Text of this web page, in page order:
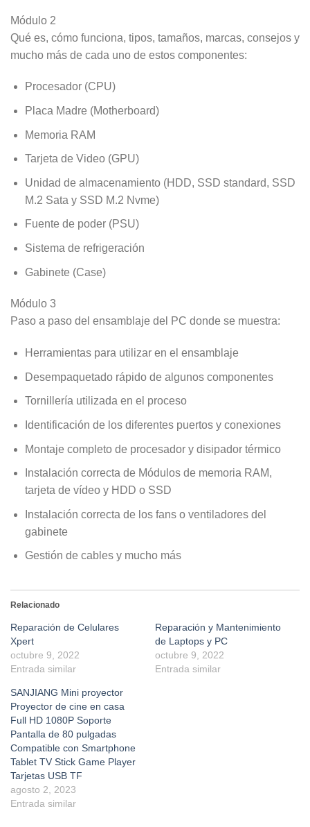
Módulo 2
Qué es, cómo funciona, tipos, tamaños, marcas, consejos y
mucho más de cada uno de estos componentes:
Procesador (CPU)
Placa Madre (Motherboard)
Memoria RAM
Tarjeta de Video (GPU)
Unidad de almacenamiento (HDD, SSD standard, SSD
M.2 Sata y SSD M.2 Nvme)
Fuente de poder (PSU)
Sistema de refrigeración
Gabinete (Case)
Módulo 3
Paso a paso del ensamblaje del PC donde se muestra:
Herramientas para utilizar en el ensamblaje
Desempaquetado rápido de algunos componentes
Tornillería utilizada en el proceso
Identificación de los diferentes puertos y conexiones
Montaje completo de procesador y disipador térmico
Instalación correcta de Módulos de memoria RAM,
tarjeta de vídeo y HDD o SSD
Instalación correcta de los fans o ventiladores del
gabinete
Gestión de cables y mucho más
Relacionado
Reparación de Celulares
Xpert
octubre 9, 2022
Entrada similar
Reparación y Mantenimiento
de Laptops y PC
octubre 9, 2022
Entrada similar
SANJIANG Mini proyector
Proyector de cine en casa
Full HD 1080P Soporte
Pantalla de 80 pulgadas
Compatible con Smartphone
Tablet TV Stick Game Player
Tarjetas USB TF
agosto 2, 2023
Entrada similar